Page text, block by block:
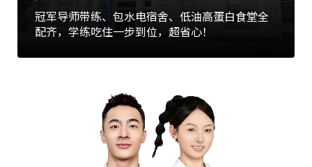
冠军导师带练、包水电宿舍、低油高蛋白食堂全
配齐，学练吃住一步到位，超省心！